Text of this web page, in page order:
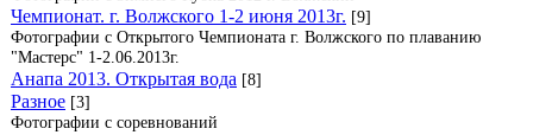
Чемпионат. г. Волжского 1-2 июня 2013г. [9]
Фотографии с Открытого Чемпионата г. Волжского по плаванию
"Мастерс" 1-2.06.2013г.
Анапа 2013. Открытая вода [8]
Разное [3]
Фотографии с соревнований